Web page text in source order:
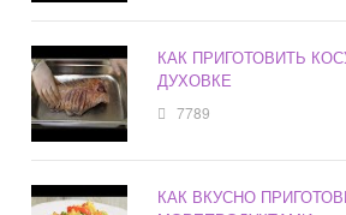
КАК ПРИГОТОВИТЬ
ДУХОВКЕ
7789
КАК ВКУСНО